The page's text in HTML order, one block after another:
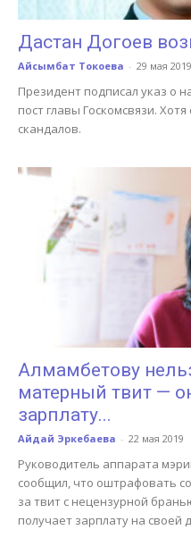
Дастан Догоев
Айсымбат Токоева - 29 мая 2019
Президент подписал указ о
пост главы Госкомсвязи.
скандалов.
Алмамбетову
матерный твит —
зарплату...
Айдай Эркебаева - 22 мая 2019
Руководитель аппарата
сообщил, что оштрафовать
за твит с нецензурной
получает зарплату на своей